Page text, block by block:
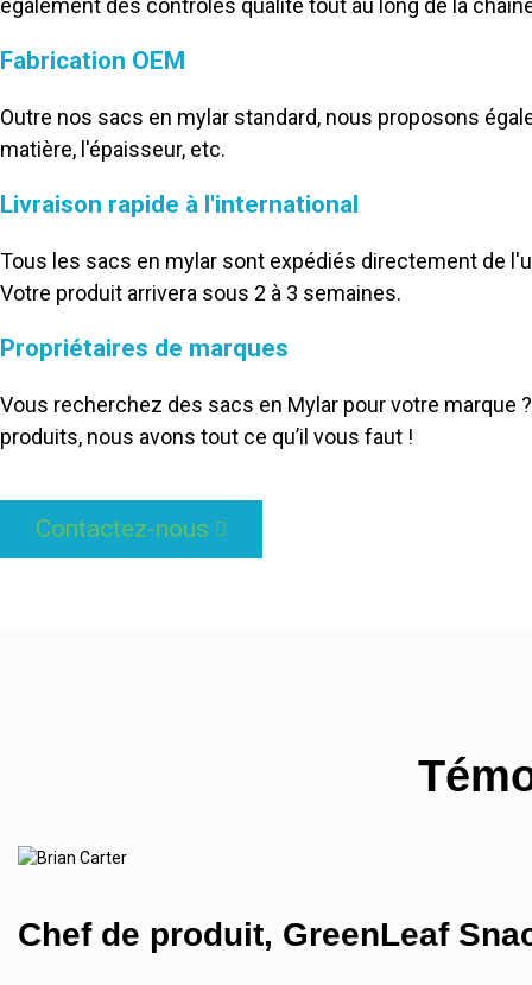
Fabrication OEM
Outre nos sacs en mylar standard, nous proposons
matière, l'épaisseur, etc.
Livraison rapide à l'international
Tous les sacs en mylar sont expédiés directement de
Votre produit arrivera sous 2 à 3 semaines.
Propriétaires de marques
Vous recherchez des sacs en Mylar pour votre marque
produits, nous avons tout ce qu’il vous faut !
Contactez-nous
Chef de produit, GreenLeaf